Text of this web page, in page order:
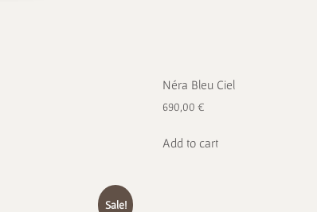
Néra Bleu Ciel
690,00 €
Add to cart
Sale!